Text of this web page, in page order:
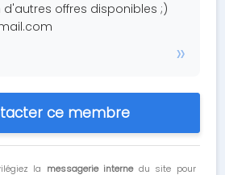
d'autres offres disponibles ;)
ce membre
la messagerie internedu site pour